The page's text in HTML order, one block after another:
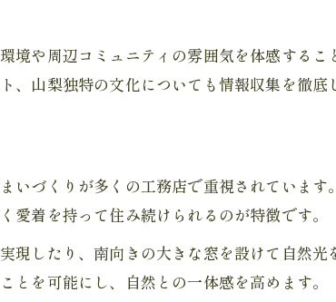
境や周辺コミュニティの雰囲気を体感する
山梨独特の文化についても情報収集を徹底
いづくりが多くの工務店で重視されていま
愛着を持って住み続けられるのが特徴です。
現したり、南向きの大きな窓を設けて自然
を可能にし、自然との一体感を高めます。